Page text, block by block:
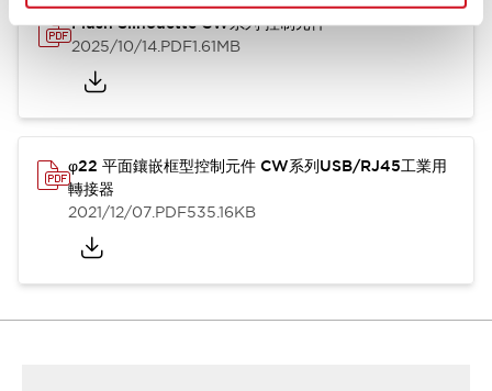
Flush Silhouette CW系列 控制元件
2025/10/14.PDF1.61MB
φ22 平面鑲嵌框型控制元件 CW系列USB/RJ45工業用
轉接器
2021/12/07.PDF535.16KB